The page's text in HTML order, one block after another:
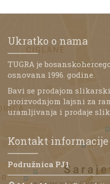
Ukratko o nama
TUGRA je
osnovana 1996. godine.
Bavi se prodajom
proizvodnjom lajsni za
uramljivanja i prodaje
Kontakt informacije
Podružnica PJ1